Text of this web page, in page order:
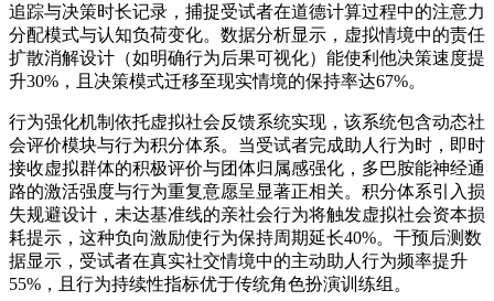
追踪与决策时长记录，捕捉受试者在道德计算过程中的注意力
分配模式与认知负荷变化。数据分析显示，虚拟情境中的责任
扩散消解设计（如明确行为后果可视化）能使利他决策速度提
升30%，且决策模式迁移至现实情境的保持率达67%。
行为强化机制依托虚拟社会反馈系统实现，该系统包含动态社
会评价模块与行为积分体系。当受试者完成助人行为时，即时
接收虚拟群体的积极评价与团体归属感强化，多巴胺能神经通
路的激活强度与行为重复意愿呈显著正相关。积分体系引入损
失规避设计，未达基准线的亲社会行为将触发虚拟社会资本损
耗提示，这种负向激励使行为保持周期延长40%。干预后测数
据显示，受试者在真实社交情境中的主动助人行为频率提升
55%，且行为持续性指标优于传统角色扮演训练组。